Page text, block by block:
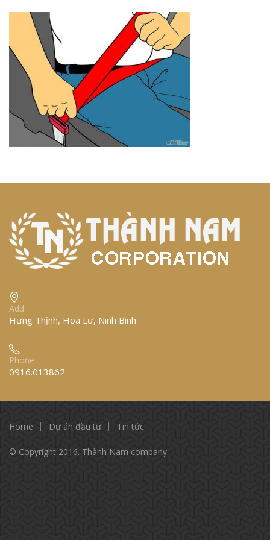
Add
Hưng Thịnh, Hoa Lư, Ninh Bình
Phone
0916.013862
Home Dự án đầu tư Tin tức
© Copyright 2016. Thành Nam company.